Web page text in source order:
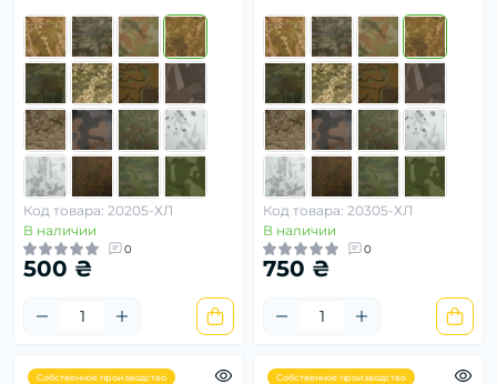
Код товара: 20205-ХЛ
В наличии
0
500 ₴
Код товара: 20305-ХЛ
В наличии
0
750 ₴
Собственное производство Собственное производство